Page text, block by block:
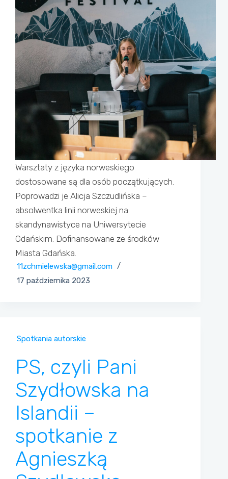
Warsztaty z języka norweskiego
dostosowane są dla osób początkujących.
Poprowadzi je Alicja Szczudlińska –
absolwentka linii norweskiej na
skandynawistyce na Uniwersytecie
Gdańskim. Dofinansowane ze środków
Miasta Gdańska.
11zchmielewska@gmail.com
17 października 2023
Spotkania autorskie
PS, czyli Pani
Szydłowska na
Islandii –
spotkanie z
Agnieszką